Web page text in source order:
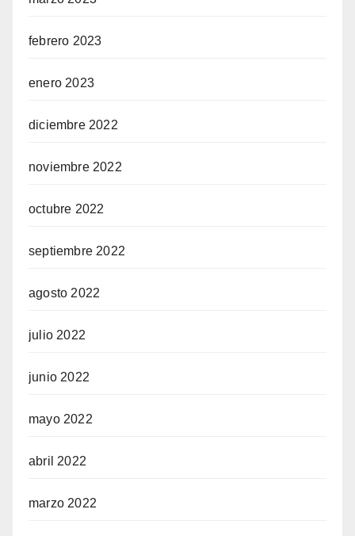
febrero 2023
enero 2023
diciembre 2022
noviembre 2022
octubre 2022
septiembre 2022
agosto 2022
julio 2022
junio 2022
mayo 2022
abril 2022
marzo 2022